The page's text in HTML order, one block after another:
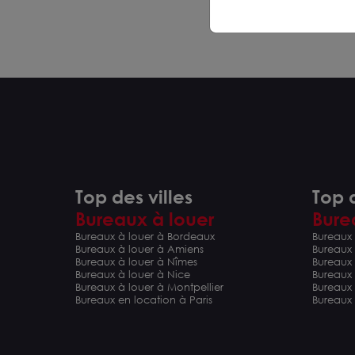
Top des villes
Bureaux à louer
Bureaux à louer à Bordeaux
Bureaux à louer à Amiens
Bureaux à louer à Nîmes
Bureaux à louer à Nice
Bureaux à louer à Montpellier
Bureaux en location à Paris
Top